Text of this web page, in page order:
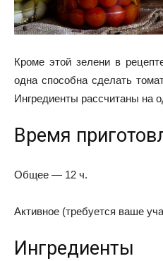
Кроме этой зелени в
одна способна сделать
Ингредиенты рассчитаны на
Время
Общее — 12 ч.
Активное (требуется ваше
Ингредиенты